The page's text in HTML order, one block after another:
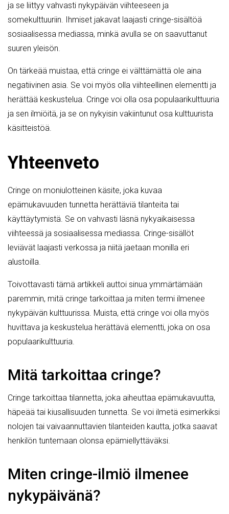
ja se liittyy vahvasti nykypäivän viihteeseen ja
somekulttuuriin. Ihmiset jakavat laajasti cringe-sisältöä
sosiaalisessa mediassa, minkä avulla se on saavuttanut
suuren yleisön.
On tärkeää muistaa, että cringe ei välttämättä ole aina
negatiivinen asia. Se voi myös olla viihteellinen elementti ja
herättää keskustelua. Cringe voi olla osa populaarikulttuuria
ja sen ilmiöitä, ja se on nykyisin vakiintunut osa kulttuurista
käsitteistöä.
Yhteenveto
Cringe on moniulotteinen käsite, joka kuvaa
epämukavuuden tunnetta herättäviä tilanteita tai
käyttäytymistä. Se on vahvasti läsnä nykyaikaisessa
viihteessä ja sosiaalisessa mediassa. Cringe-sisällöt
leviävät laajasti verkossa ja niitä jaetaan monilla eri
alustoilla.
Toivottavasti tämä artikkeli auttoi sinua ymmärtämään
paremmin, mitä cringe tarkoittaa ja miten termi ilmenee
nykypäivän kulttuurissa. Muista, että cringe voi olla myös
huvittava ja keskustelua herättävä elementti, joka on osa
populaarikulttuuria.
Mitä tarkoittaa cringe?
Cringe tarkoittaa tilannetta, joka aiheuttaa epämukavuutta,
häpeää tai kiusallisuuden tunnetta. Se voi ilmetä esimerkiksi
nolojen tai vaivaannuttavien tilanteiden kautta, jotka saavat
henkilön tuntemaan olonsa epämiellyttäväksi.
Miten cringe-ilmiö ilmenee
nykypäivänä?